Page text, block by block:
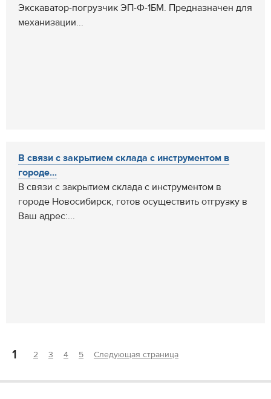
Экскаватор-погрузчик ЭП-Ф-1БМ. Предназначен для
механизации...
В связи с закрытием склада с инструментом в
городе...
В связи с закрытием склада с инструментом в
городе Новосибирск, готов осуществить отгрузку в
Ваш адрес:...
1 2 3 4 5 Следующая страница